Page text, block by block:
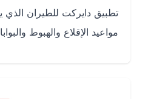
تطبيق دايركت للطيران الذي يوفر
مواعيد الإقلاع والهبوط والبوابات.